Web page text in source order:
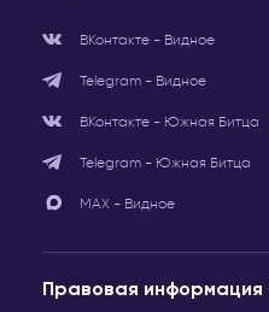
ВКонтакте - Видное
Telegram - Видное
ВКонтакте - Южная Битца
Telegram - Южная Битца
МАХ - Видное
Правовая информация